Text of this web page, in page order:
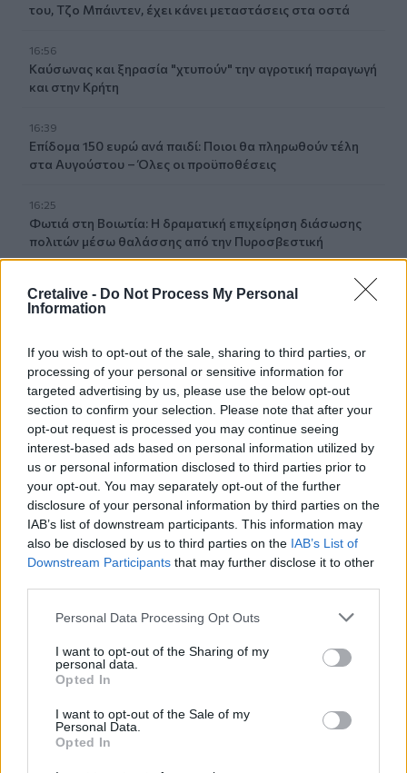
Cretalive - Do Not Process My Personal
Information
If you wish to opt-out of the sale, sharing to third parties, or
processing of your personal or sensitive information for
targeted advertising by us, please use the below opt-out
section to confirm your selection. Please note that after your
opt-out request is processed you may continue seeing
interest-based ads based on personal information utilized by
us or personal information disclosed to third parties prior to
your opt-out. You may separately opt-out of the further
disclosure of your personal information by third parties on the
IAB’s list of downstream participants. This information may
also be disclosed by us to third parties on the IAB’s List of
Downstream Participants that may further disclose it to other
Personal Data Processing Opt Outs
I want to opt-out of the Sharing of my
personal data.
Opted In
I want to opt-out of the Sale of my
Personal Data.
Opted In
του, Τζο Μπάιντεν, έχει κάνει μεταστάσεις στα οστά
16:56
Καύσωνας και ξηρασία "χτυπούν" την αγροτική παραγωγή
και στην Κρήτη
16:39
Επίδομα 150 ευρώ ανά παιδί: Ποιοι θα πληρωθούν τέλη
στα Αυγούστου – Όλες οι προϋποθέσεις
16:25
Φωτιά στη Βοιωτία: Η δραματική επιχείρηση διάσωσης
πολιτών μέσω θαλάσσης από την Πυροσβεστική
Ε. Τουρνάς: "Απέναντι σε ακραία καιρικά φαινόμενα δεν
υπάρχουν περιθώρια εφησυχασμού"
15:57
Φωτιά σε χαμηλή βλάστηση στη Σίνδο - Σηκώθηκε
ελικόπτερο
15:54
Αττικόν: Εκτός λειτουργίας και οι δύο αξονικοί
τομογράφοι
ΠΕΡΙΣΣΟΤΕΡΑ
ΣΧΕΤΙΚA AΡΘΡΑ
Μια μεγάλη μουσική βραδιά στην Αλφά για τα 100
Μια μεγάλη μουσική βραδιά στην
Μια μεγάλη μουσική βραδιά στην